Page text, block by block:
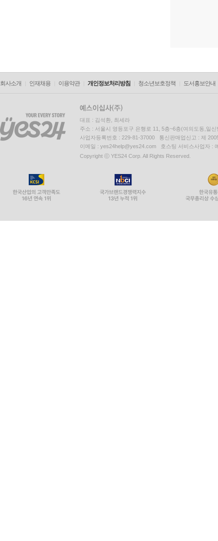
회사소개 인재채용 이용약관 개인정보처리방침 청소년보호정책 도서홍보안내
대표 : 김석환, 최세라
주소 : 서울시 영등포구 은행로 11, 5층~6층(여의도동,일신
사업자등록번호 : 229-81-37000 통신판매업신고 : 제
이메일 : yes24help@yes24.com 호스팅 서비스사업자 :
Copyright ⓒ YES24 Corp. All Rights Reserved.